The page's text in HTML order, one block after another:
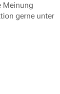
Meinung
gerne unter